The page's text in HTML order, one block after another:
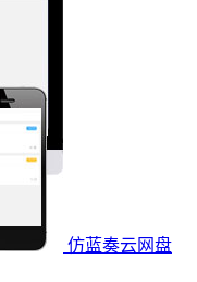
仿蓝奏云网盘